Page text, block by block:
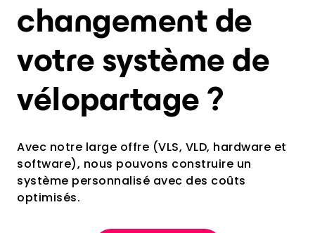
changement de
votre système de
vélopartage ?
Avec notre large offre (VLS, VLD, hardware et
software), nous pouvons construire un
système personnalisé avec des coûts
optimisés.